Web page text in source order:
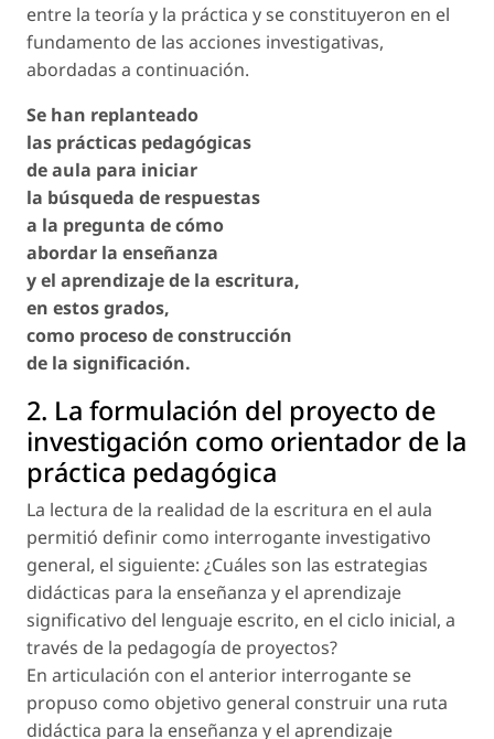
entre la teoría y la práctica y se constituyeron en el
fundamento de las acciones investigativas,
abordadas a continuación.
Se han replanteado
las prácticas pedagógicas
de aula para iniciar
la búsqueda de respuestas
a la pregunta de cómo
abordar la enseñanza
y el aprendizaje de la escritura,
en estos grados,
como proceso de construcción
de la significación.
2. La formulación del proyecto de
investigación como orientador de la
práctica pedagógica
La lectura de la realidad de la escritura en el aula
permitió definir como interrogante investigativo
general, el siguiente: ¿Cuáles son las estrategias
didácticas para la enseñanza y el aprendizaje
significativo del lenguaje escrito, en el ciclo inicial, a
través de la pedagogía de proyectos?
En articulación con el anterior interrogante se
propuso como objetivo general construir una ruta
didáctica para la enseñanza y el aprendizaje